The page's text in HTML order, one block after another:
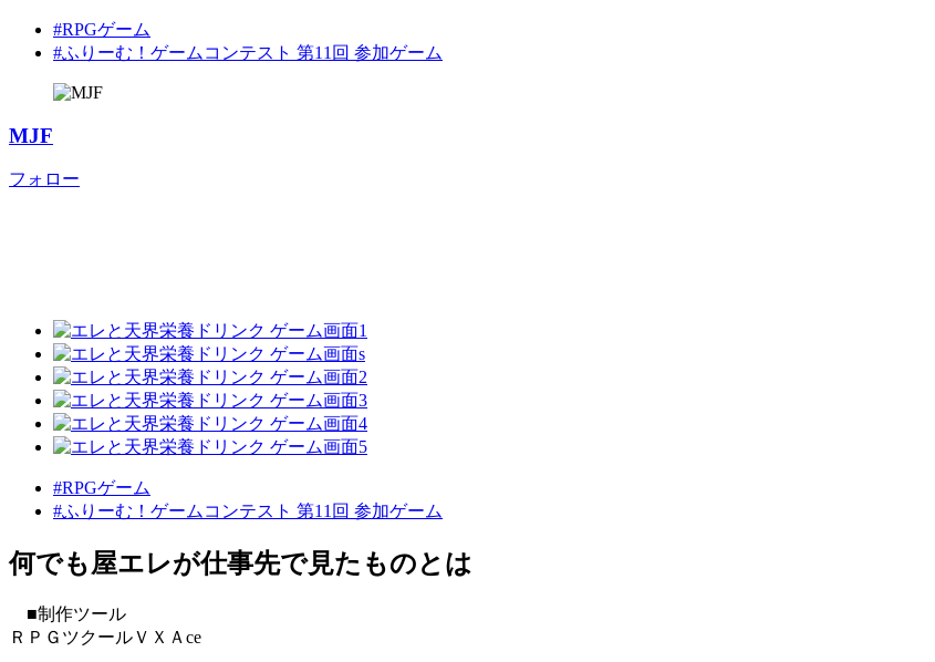
#RPGゲーム
#ふりーむ！ゲームコンテスト 第11回 参加ゲーム
MJF
フォロー
#RPGゲーム
#ふりーむ！ゲームコンテスト 第11回 参加ゲーム
何でも屋エレが仕事先で見たものとは
■制作ツール
ＲＰＧツクールＶＸＡce